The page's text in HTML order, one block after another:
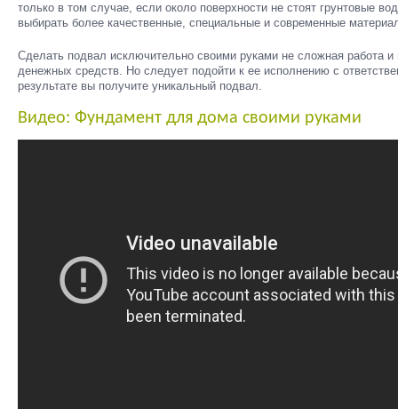
только в том случае, если около поверхности не стоят грунтовые
выбирать более качественные, специальные и современные
Сделать подвал исключительно своими руками не сложная работа и
денежных средств. Но следует подойти к ее исполнению с
результате вы получите уникальный подвал.
Видео: Фундамент для дома своими руками